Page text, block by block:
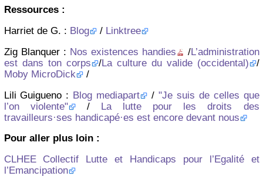
Ressources :
Harriet de G. : Blog / Linktree
Zig Blanquer : Nos existences handies /L’administration
est dans ton corps
/La culture du valide (occidental)
/
Moby MicroDick
/
Lili Guigueno : Blog mediapart / "Je suis de celles que
l’on violente"
/ La lutte pour les droits des
travailleurs·ses handicapé·es est encore devant nous
Pour aller plus loin :
CLHEE Collectif Lutte et Handicaps pour l’Egalité et
l’Emancipation